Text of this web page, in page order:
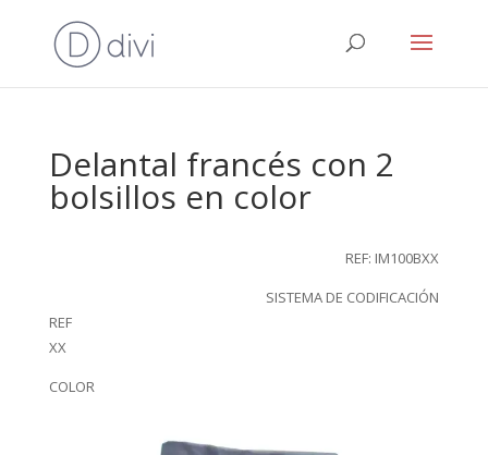
Delantal francés con 2
bolsillos en color
REF: IM100BXX
SISTEMA DE CODIFICACIÓN
REF
XX
COLOR